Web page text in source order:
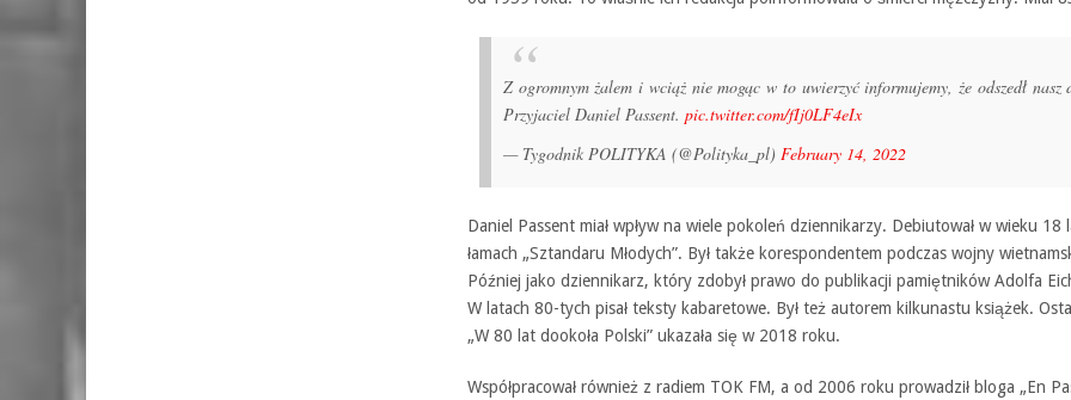
Z ogromnym żalem i wciąż nie mogąc w to uwierzyć informujemy, że odszedł nasz
Przyjaciel Daniel Passent. pic.twitter.com/fIj0LF4eIx
— Tygodnik POLITYKA (@Polityka_pl) February 14, 2022
Daniel Passent miał wpływ na wiele pokoleń dziennikarzy. Debiutował w wieku 18
łamach „Sztandaru Młodych”. Był także korespondentem podczas wojny
Później jako dziennikarz, który zdobył prawo do publikacji pamiętników Adolfa
W latach 80-tych pisał teksty kabaretowe. Był też autorem kilkunastu książek.
„W 80 lat dookoła Polski” ukazała się w 2018 roku.
Współpracował również z radiem TOK FM, a od 2006 roku prowadził bloga „En